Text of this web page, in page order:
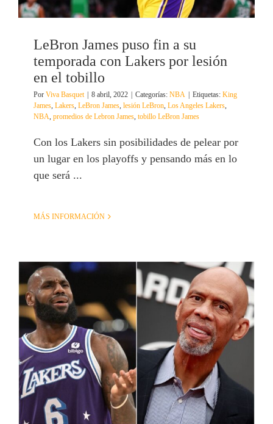
LeBron James puso fin a su
temporada con Lakers por lesión
en el tobillo
Por Viva Basquet | 8 abril, 2022 | Categorías: NBA | Etiquetas: King
James Lakers LeBron James lesión LeBron Los Angeles Lakers
NBA promedios de Lebron James tobillo LeBron James
Con los Lakers sin posibilidades de pelear por
un lugar en los playoffs y pensando más en lo
que será ...
MÁS INFORMACIÓN